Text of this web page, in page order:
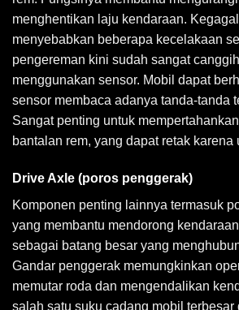
menghentikan laju kendaraan.
menyebabkan beberapa kecelakaan
pengereman kini sudah sangat
menggunakan sensor. Mobil dapat
sensor membaca adanya tanda-tanda
Sangat penting untuk
bantalan rem, yang dapat retak karena
Drive Axle (poros penggerak)
Komponen penting lainnya termasuk
yang membantu mendorong
sebagai batang besar yang
Gandar penggerak memungkinkan
memutar roda dan mengendalikan
salah satu suku cadang mobil terbesar